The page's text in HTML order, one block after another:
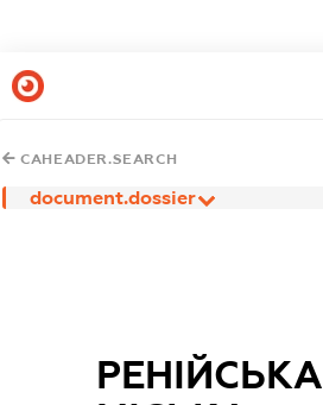
CAHEADER.SEARCH
document.dossier
РЕНІЙСЬКА